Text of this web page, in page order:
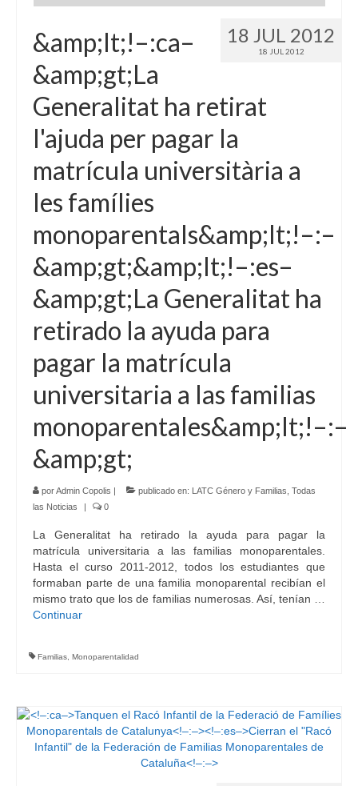
18 JUL 2012
18 JUL 2012
&amp;lt;!–:ca–
&amp;gt;La
Generalitat ha retirat
l'ajuda per pagar la
matrícula universitària a
les famílies
monoparentals&amp;lt;!–:–
&amp;gt;&amp;lt;!–:es–
&amp;gt;La Generalitat ha
retirado la ayuda para
pagar la matrícula
universitaria a las familias
monoparentales&amp;lt;!–:–
&amp;gt;
porAdmin Copolis | publicado en: LATC Género y Familias Todas
las Noticias
| 0
La Generalitat ha retirado la ayuda para pagar la
matrícula universitaria a las familias monoparentales.
Hasta el curso 2011-2012, todos los estudiantes que
formaban parte de una familia monoparental recibían el
mismo trato que los de familias numerosas. Así, tenían …
Continuar
Familias Monoparentalidad